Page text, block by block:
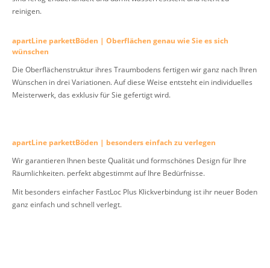
reinigen.
apartLine parkettBöden | Oberflächen genau wie Sie es sich
wünschen
Die Oberflächenstruktur ihres Traumbodens fertigen wir ganz nach Ihren
Wünschen in drei Variationen. Auf diese Weise entsteht ein individuelles
Meisterwerk, das exklusiv für Sie gefertigt wird.
apartLine parkettBöden | besonders einfach zu verlegen
Wir garantieren Ihnen beste Qualität und formschönes Design für Ihre
Räumlichkeiten. perfekt abgestimmt auf Ihre Bedürfnisse.
Mit besonders einfacher FastLoc Plus Klickverbindung ist ihr neuer Boden
ganz einfach und schnell verlegt.